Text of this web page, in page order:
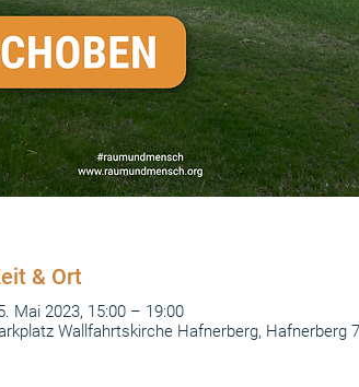
& Ort
Mai 2023, 15:00 – 19:00
Wallfahrtskirche Hafnerberg, Hafnerberg